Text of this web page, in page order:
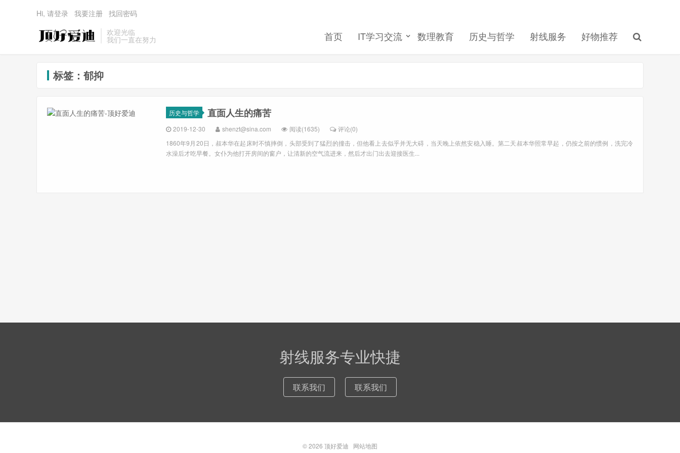
欢迎光临
我们一直在努力 首页 IT学习交流 数理教育 历史与哲学 射线服务 好物推荐
Hi, 请登录 我要注册 找回密码
标签：郁抑
历史与哲学 直面人生的痛苦
2019-12-30 shenzt@sina.com 阅读(1635)
评论(0)
1860年9月20日，叔本华在起床时不慎摔倒，头部受到了猛烈的撞击，但他看上去似乎并无大碍，当天晚上依然安稳入睡。第二天叔本华照常早起，仍按之前的惯例，洗完冷
水澡后才吃早餐。女仆为他打开房间的窗户，让清新的空气流进来，然后才出门出去迎接医生...
射线服务专业快捷
联系我们 联系我们
© 2026 顶好爱迪
网站地图